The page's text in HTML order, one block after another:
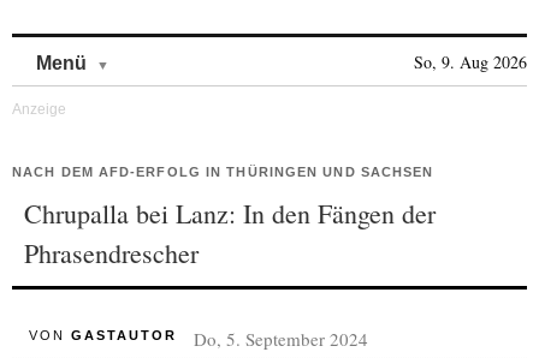
Menü So, 9. Aug 2026
NACH DEM AFD-ERFOLG IN THÜRINGEN UND SACHSEN
Chrupalla bei Lanz: In den Fängen der
Phrasendrescher
VON GASTAUTOR Do, 5. September 2024